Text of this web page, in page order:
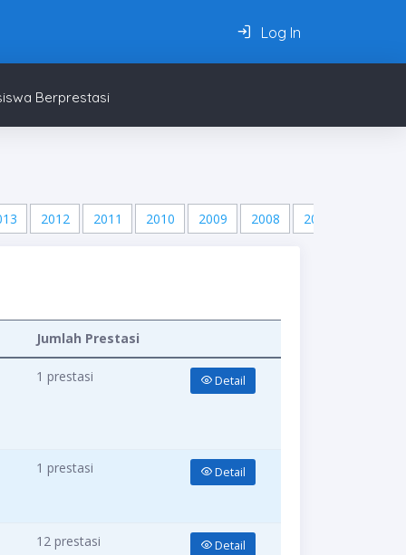
Log In
Berprestasi
2012 2011 2010 2009 2008 2007
Jumlah Prestasi
1 prestasi Detail
1 prestasi Detail
12 prestasi Detail